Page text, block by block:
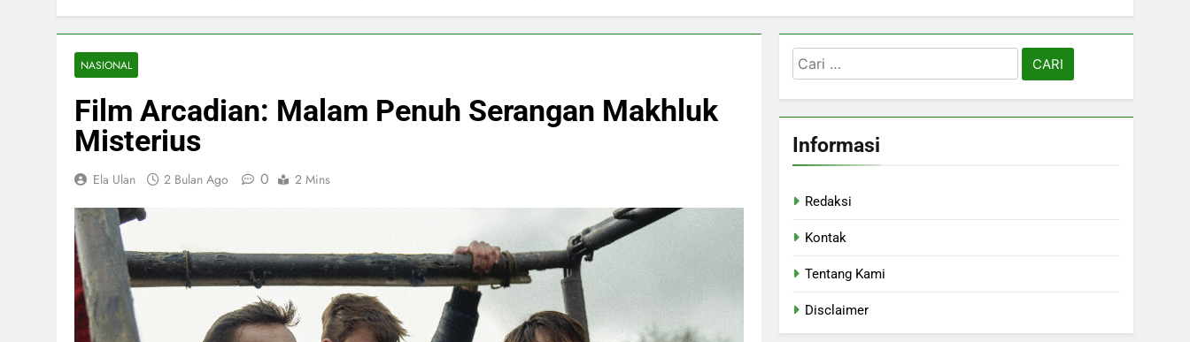
NASIONAL
Film Arcadian: Malam Penuh Serangan Makhluk
Misterius
Ela Ulan 2 Bulan Ago 0 2 Mins
Cari
untuk:
Informasi
Redaksi
Kontak
Tentang Kami
Disclaimer